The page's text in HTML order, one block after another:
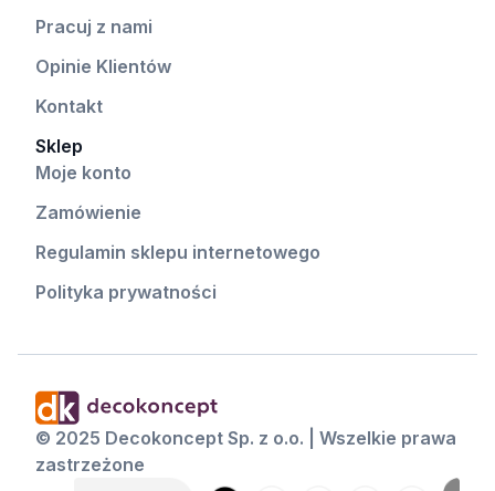
Pracuj z nami
Opinie Klientów
Kontakt
Sklep
Moje konto
Zamówienie
Regulamin sklepu internetowego
Polityka prywatności
© 2025 Decokoncept Sp. z o.o. | Wszelkie prawa
zastrzeżone